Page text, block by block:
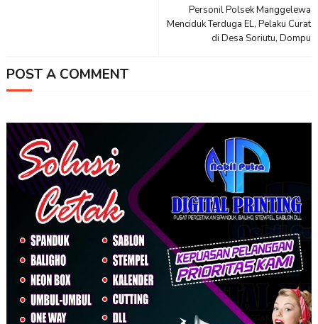
Personil Polsek Manggelewa
Menciduk Terduga EL, Pelaku Curat
di Desa Soriutu, Dompu
POST A COMMENT